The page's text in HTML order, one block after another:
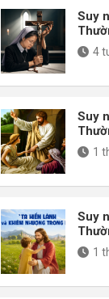
Suy
4
Suy
1
Suy
1